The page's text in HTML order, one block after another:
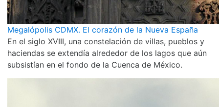
Megalópolis CDMX. El corazón de la Nueva España
En el siglo XVIII, una constelación de villas, pueblos y
haciendas se extendía alrededor de los lagos que aún
subsistían en el fondo de la Cuenca de México.